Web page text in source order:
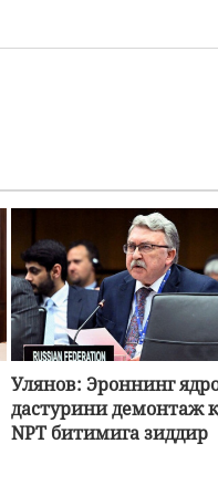
Улянов: Эроннинг
дастурини демонтаж
NPT битимига зиддир